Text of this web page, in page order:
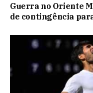
Guerra no Oriente
de contingência